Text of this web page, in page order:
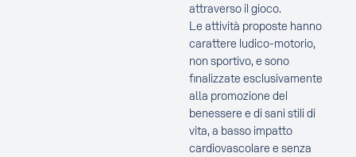
attraverso il gioco.
Le attività proposte hanno
carattere ludico-motorio,
non sportivo, e sono
finalizzate esclusivamente
alla promozione del
benessere e di sani stili di
vita, a basso impatto
cardiovascolare e senza